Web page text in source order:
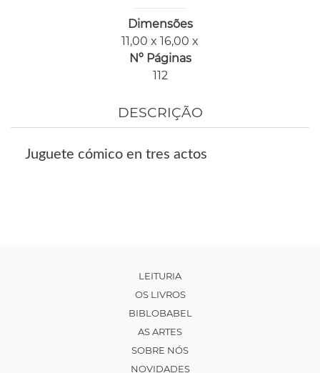
Dimensões
11,00 x 16,00 x
Nº Páginas
112
DESCRIÇÃO
Juguete cómico en tres actos
LEITURIA
OS LIVROS
BIBLOBABEL
AS ARTES
SOBRE NÓS
NOVIDADES